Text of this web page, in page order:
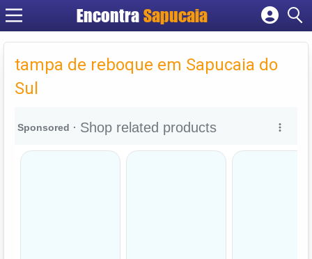
Encontra
Cadastrar empresa
Criar conta
tampa de reboque em Sapucaia do
Sul